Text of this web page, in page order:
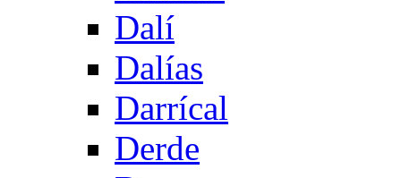
Dalí
Dalías
Darrícal
Derde